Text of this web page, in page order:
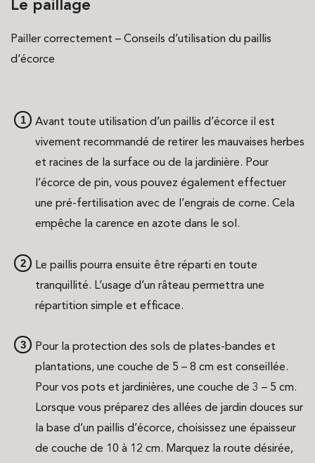
Le paillage
Pailler correctement – Conseils d’utilisation du paillis
d‘écorce
Avant toute utilisation d’un paillis d’écorce il est
vivement recommandé de retirer les mauvaises herbes
et racines de la surface ou de la jardinière. Pour
l’écorce de pin, vous pouvez également effectuer
une pré-fertilisation avec de l’engrais de corne. Cela
empêche la carence en azote dans le sol.
Le paillis pourra ensuite être réparti en toute
tranquillité. L’usage d’un râteau permettra une
répartition simple et efficace.
Pour la protection des sols de plates-bandes et
plantations, une couche de 5 – 8 cm est conseillée.
Pour vos pots et jardinières, une couche de 3 – 5 cm.
Lorsque vous préparez des allées de jardin douces sur
la base d’un paillis d’écorce, choisissez une épaisseur
de couche de 10 à 12 cm. Marquez la route désirée,